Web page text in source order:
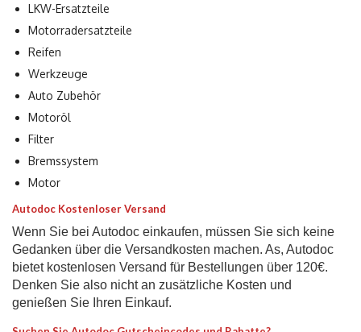
LKW-Ersatzteile
Motorradersatzteile
Reifen
Werkzeuge
Auto Zubehör
Motoröl
Filter
Bremssystem
Motor
Autodoc Kostenloser Versand
Wenn Sie bei Autodoc einkaufen, müssen Sie sich keine
Gedanken über die Versandkosten machen. As, Autodoc
bietet kostenlosen Versand für Bestellungen über 120€.
Denken Sie also nicht an zusätzliche Kosten und
genießen Sie Ihren Einkauf.